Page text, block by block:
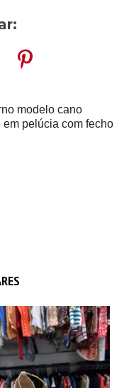
modelo cano
pelúcia com fecho